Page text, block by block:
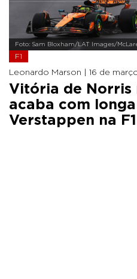
Foto: Sam Bloxham/LAT Images/
F1
Leonardo Marson | 16 de
Vitória de Norris
acaba com
Verstappen na F1